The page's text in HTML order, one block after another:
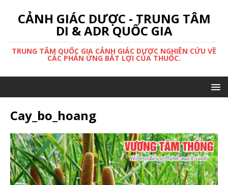
CẢNH GIÁC DƯỢC - TRUNG TÂM
DI & ADR QUỐC GIA
TRUNG TÂM QUỐC GIA CẢNH GIÁC DƯỢC NGHIÊN CỨU VỀ
CÁC PHẢN ỨNG BẤT LỢI CỦA THUỐC.
Cay_bo_hoang